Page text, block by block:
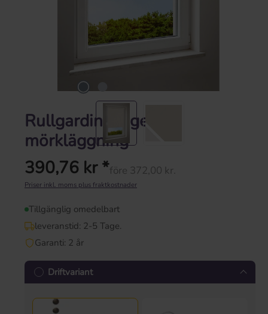
Rullgardin beige |
mörkläggning
Ordinarie pris:
390,76 kr *före 372,00 kr.
Priser inkl. moms plus fraktkostnader
Tillgänglig omedelbart
leveranstid: 2-5 Tage.
Garanti: 2 år
Driftvariant